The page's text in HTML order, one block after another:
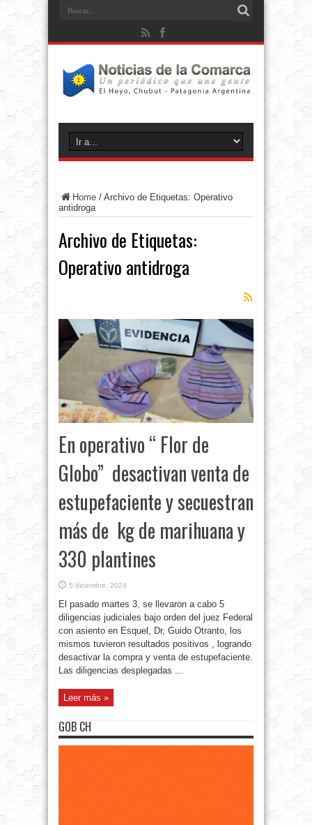
Home / Archivo de Etiquetas: Operativo
antidroga
Archivo de Etiquetas:
Operativo antidroga
En operativo “ Flor de
Globo” desactivan venta de
estupefaciente y secuestran
más de kg de marihuana y
330 plantines
5 diciembre, 2024
El pasado martes 3, se llevaron a cabo 5
diligencias judiciales bajo orden del juez Federal
con asiento en Esquel, Dr, Guido Otranto, los
mismos tuvieron resultados positivos , logrando
desactivar la compra y venta de estupefaciente.
Las diligencias desplegadas ...
Leer más »
GOB CH